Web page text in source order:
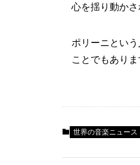
心を揺り動かさ
ポリーニとい
ことでもありま
世界の音楽ニュース